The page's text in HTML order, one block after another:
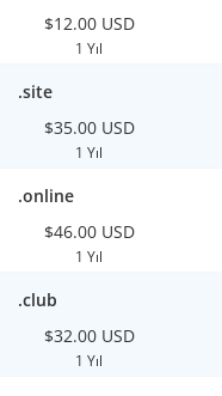
$12.00 USD
1 Yıl
.site
$35.00 USD
1 Yıl
.online
$46.00 USD
1 Yıl
.club
$32.00 USD
1 Yıl